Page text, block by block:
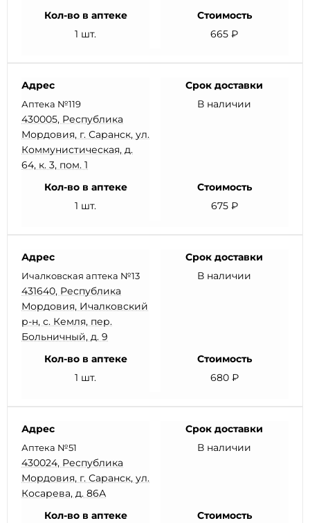
Кол-во в аптеке
1 шт.
Стоимость
665 ₽
Адрес
Аптека №119
430005, Республика
Мордовия, г. Саранск, ул.
Коммунистическая, д.
64, к. 3, пом. 1
Срок доставки
В наличии
Кол-во в аптеке
1 шт.
Стоимость
675 ₽
Адрес
Ичалковская аптека №13
431640, Республика
Мордовия, Ичалковский
р-н, с. Кемля, пер.
Больничный, д. 9
Срок доставки
В наличии
Кол-во в аптеке
1 шт.
Стоимость
680 ₽
Адрес
Аптека №51
430024, Республика
Мордовия, г. Саранск, ул.
Косарева, д. 86А
Срок доставки
В наличии
Кол-во в аптеке
Стоимость